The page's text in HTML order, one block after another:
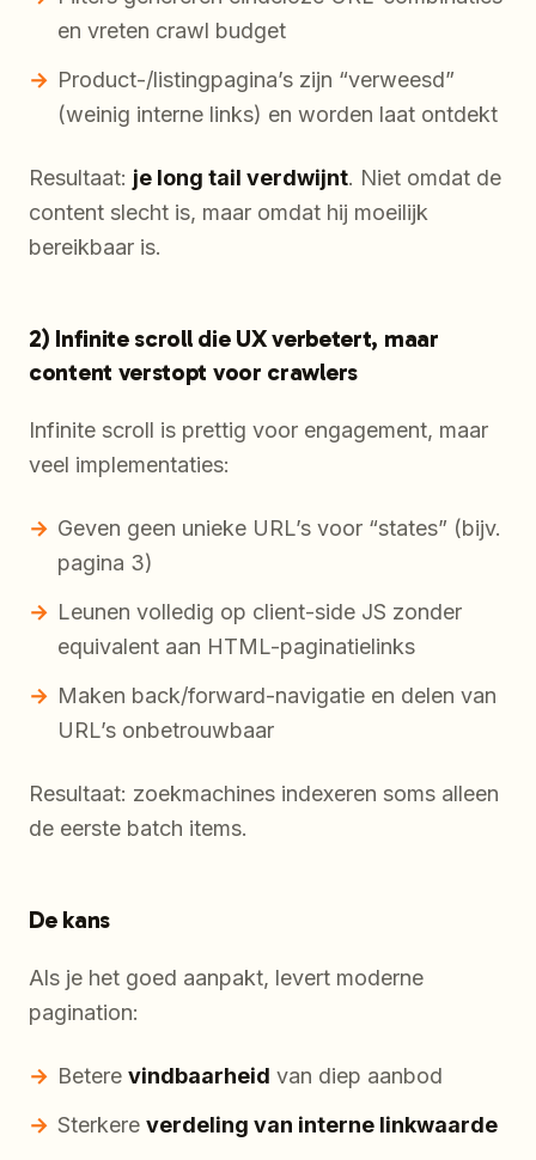
en vreten crawl budget
Product-/listingpagina’s zijn “verweesd”
(weinig interne links) en worden laat ontdekt
Resultaat: je long tail verdwijnt. Niet omdat de
content slecht is, maar omdat hij moeilijk
bereikbaar is.
2) Infinite scroll die UX verbetert, maar
content verstopt voor crawlers
Infinite scroll is prettig voor engagement, maar
veel implementaties:
Geven geen unieke URL’s voor “states” (bijv.
pagina 3)
Leunen volledig op client-side JS zonder
equivalent aan HTML-paginatielinks
Maken back/forward-navigatie en delen van
URL’s onbetrouwbaar
Resultaat: zoekmachines indexeren soms alleen
de eerste batch items.
De kans
Als je het goed aanpakt, levert moderne
pagination:
Betere vindbaarheid van diep aanbod
Sterkere verdeling van interne linkwaarde